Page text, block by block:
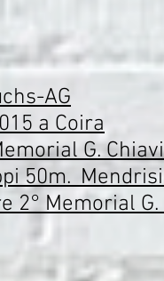
AG
a Coira
G. Chiavi
2° Memorial